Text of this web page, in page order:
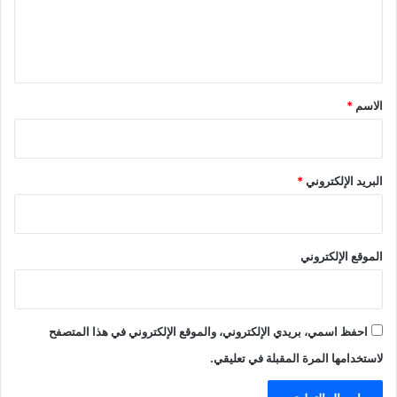
*
الاسم *
البريد الإلكتروني*
الموقع الإلكتروني
احفظ اسمي، بريدي الإلكتروني، والموقع الإلكتروني في هذا المتصفح
لاستخدامها المرة المقبلة في تعليقي.